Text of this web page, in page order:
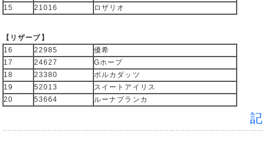
15
21016 ロザリオ
【リザーブ】
16
22985
優希
17
24627
Gホープ
18
23380
ポルカダッツ
19
52013
スイートアイリス
20
53664 ルーナブランカ